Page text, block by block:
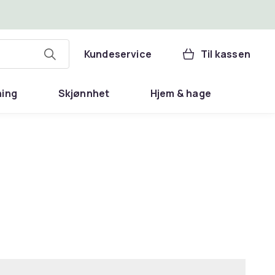
Kundeservice Til kassen
Skjønnhet Hjem & hage